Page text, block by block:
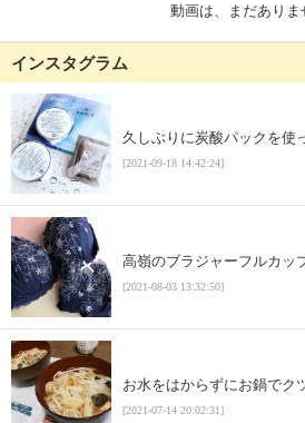
動画は、まだありま
インスタグラム
久しぶりに炭酸パックを使
[2021-09-18 14:42:24]
高嶺のブラジャーフルカッ
[2021-08-03 13:32:50]
お水をはからずにお鍋でク
[2021-07-14 20:02:31]